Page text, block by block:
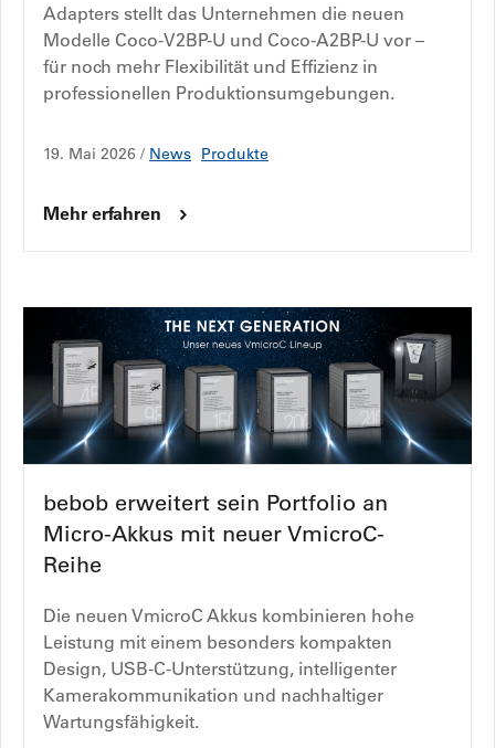
Adapters stellt das Unternehmen die neuen
Modelle Coco-V2BP-U und Coco-A2BP-U vor –
für noch mehr Flexibilität und Effizienz in
professionellen Produktionsumgebungen.
19. Mai 2026 / News Produkte
Mehr erfahren
bebob erweitert sein Portfolio an
Micro-Akkus mit neuer VmicroC-
Reihe
Die neuen VmicroC Akkus kombinieren hohe
Leistung mit einem besonders kompakten
Design, USB-C-Unterstützung, intelligenter
Kamerakommunikation und nachhaltiger
Wartungsfähigkeit.